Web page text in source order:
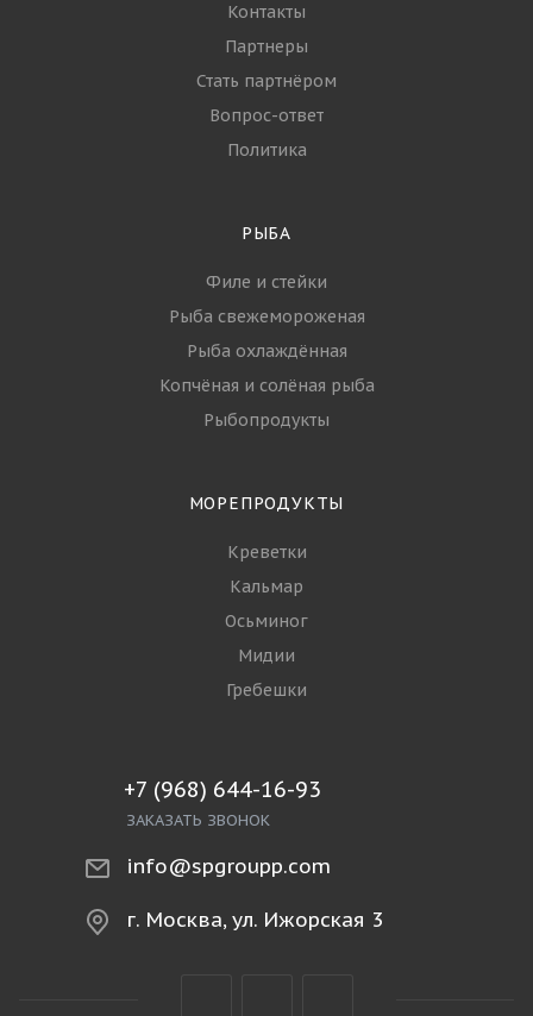
Контакты
Партнеры
Стать партнёром
Вопрос-ответ
Политика
РЫБА
Филе и стейки
Рыба свежемороженая
Рыба охлаждённая
Копчёная и солёная рыба
Рыбопродукты
МОРЕПРОДУКТЫ
Креветки
Кальмар
Осьминог
Мидии
Гребешки
+7 (968) 644-16-93
ЗАКАЗАТЬ ЗВОНОК
info@spgroupp.com
г. Москва, ул. Ижорская 3